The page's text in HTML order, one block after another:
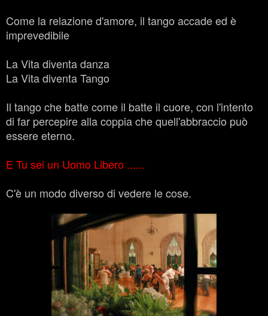
Come la relazione d'amore, il tango accade ed è
imprevedibile
La Vita diventa danza
La Vita diventa Tango
Il tango che batte come il batte il cuore, con l'intento
di far percepire alla coppia che quell'abbraccio può
essere eterno.
E Tu sei un Uomo Libero ......
C'è un modo diverso di vedere le cose.